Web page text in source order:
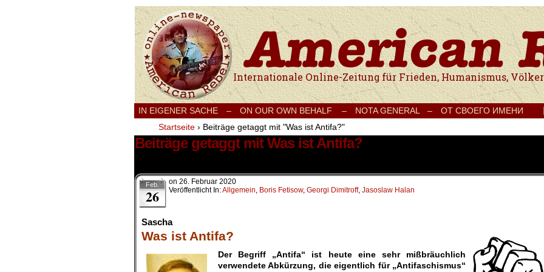
Internationale Onlinezeitung für Frieden, Humanismus, Völkerverständigung und
IN EIGENER SACHE – ON OUR OWN BEHALF – NOTA GENERAL – ОТ СВОЕГО ИМЕНИ
Startseite › Beiträge getaggt mit "Was ist Antifa?"
Beiträge getaggt mit Was ist Antifa?
Feb.
26
on 26. Februar 2020
Veröffentlicht In:Allgemein, Boris Fetisow, Georgi Dimitroff, Jasoslaw Halan
Sascha
Was ist Antifa?
Der Begriff „Antifa“ ist heute eine sehr mißbräuchlich
verwendete Abkürzung, die eigentlich für „Antifaschismus“